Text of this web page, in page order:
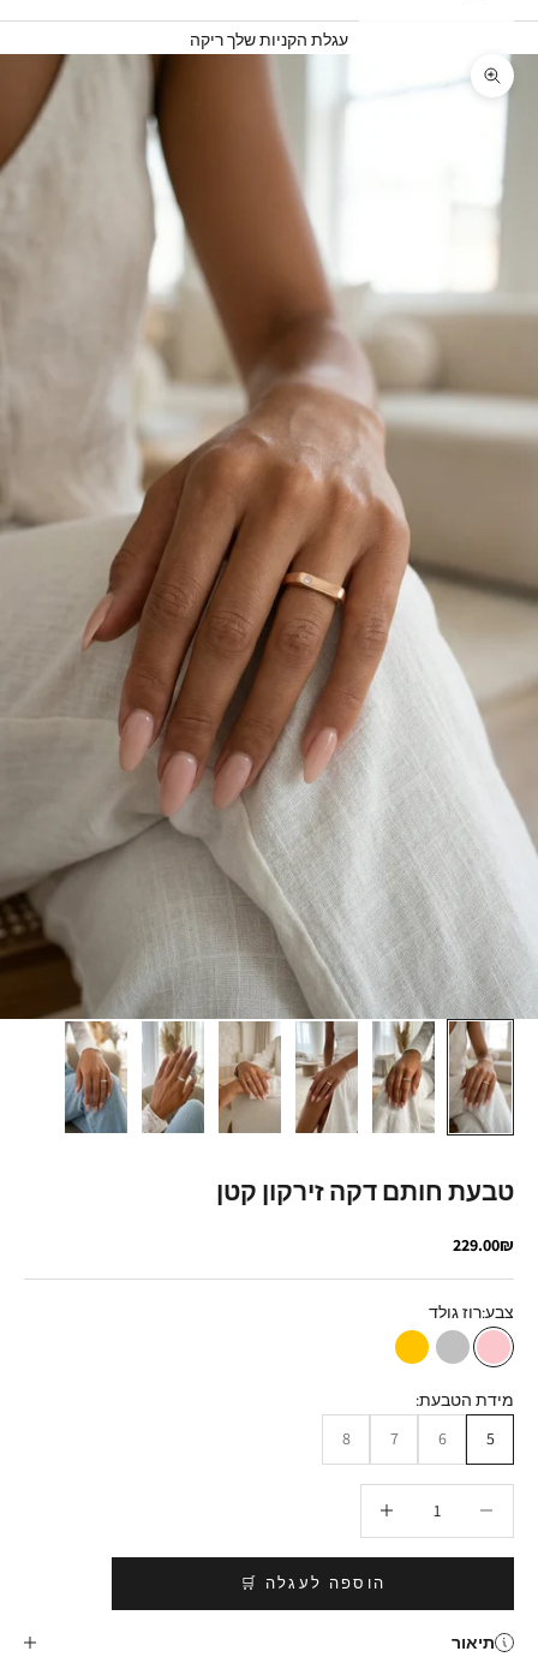
עגלת הקניות שלך ריקה
תקריב
טבעת חותם דקה זירקון קטן
מחיר מבצע
229.00₪
צבע:רוז גולד
רוז גולדכסף זהב
מידת הטבעת:
5
6
7
8
הוספה לעגלה 🛒
תיאור